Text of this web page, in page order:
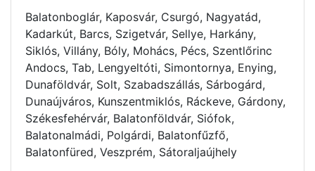
Balatonboglár, Kaposvár, Csurgó, Nagyatád,
Kadarkút, Barcs, Szigetvár, Sellye, Harkány,
Siklós, Villány, Bóly, Mohács, Pécs, Szentlőrinc
Andocs, Tab, Lengyeltóti, Simontornya, Enying,
Dunaföldvár, Solt, Szabadszállás, Sárbogárd,
Dunaújváros, Kunszentmiklós, Ráckeve, Gárdony,
Székesfehérvár, Balatonföldvár, Siófok,
Balatonalmádi, Polgárdi, Balatonfűzfő,
Balatonfüred, Veszprém, Sátoraljaújhely